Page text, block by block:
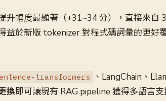
升幅度最顯著（+31~34 分），直接來自
益於新版 tokenizer 對程式碼詞彙的更好
transformers
、LangChain、
換即可讓現有 RAG pipeline 獲得多語言支